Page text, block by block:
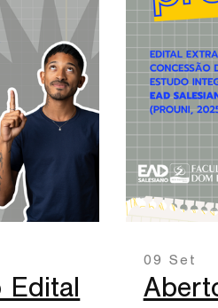
Edital
09 Set